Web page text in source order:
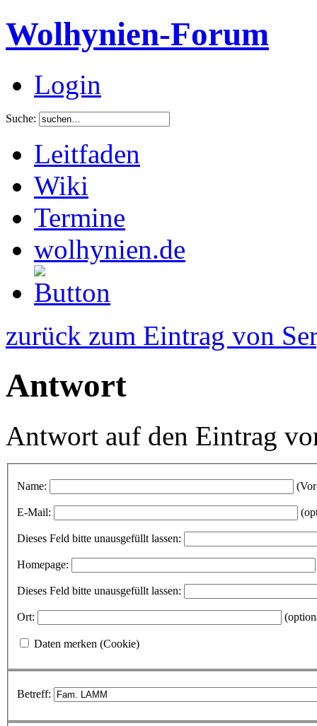
Wolhynien-Forum
Login
Suche:
Leitfaden
Wiki
Termine
wolhynien.de
zurück zum Eintrag von
Antwort
Antwort auf den Eintrag
Name:
E-Mail:
Dieses Feld bitte unausgefüllt lassen:
Homepage:
Dieses Feld bitte unausgefüllt lassen:
Ort:
Daten merken (Cookie)
Betreff: